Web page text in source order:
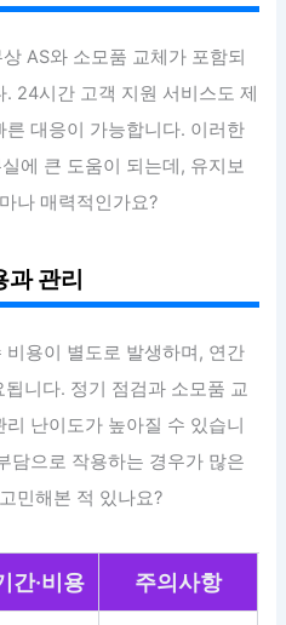
상 AS와 소모품 교체가 포함되
24시간 고객 지원 서비스도 제
대응이 가능합니다. 이러한
에 큰 도움이 되는데, 유지보
나 매력적인가요?
과 관리
용이 별도로 발생하며, 연간
됩니다. 정기 점검과 소모품 교
난이도가 높아질 수 있습니
담으로 작용하는 경우가 많은
민해본 적 있나요?
간·비용 주의사항